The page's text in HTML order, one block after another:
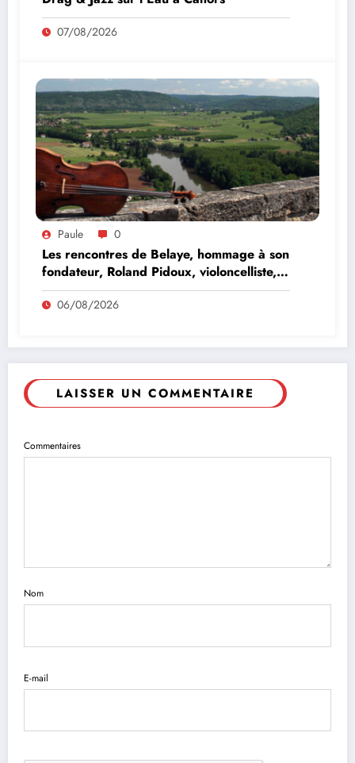
07/08/2026
Paule 0
Les rencontres de Belaye, hommage à son
fondateur, Roland Pidoux, violoncelliste,
le vendredi 07 août 2026
06/08/2026
LAISSER UN COMMENTAIRE
Commentaires
Nom
E-mail